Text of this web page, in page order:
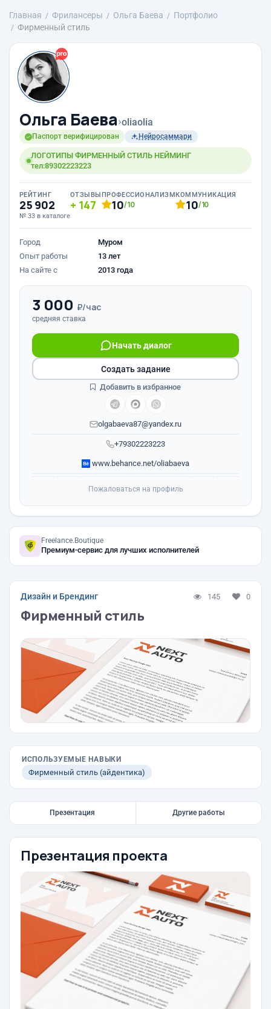
Главная Фрилансеры Ольга Баева
Портфолио
Фирменный стиль
Ольга Баева›oliaolia
Паспорт верифицирован Нейросаммари
ЛОГОТИПЫ ФИРМЕННЫЙ СТИЛЬ НЕЙМИНГ
тел:89302223223
РЕЙТИНГ
25 902
№ 33 в каталоге
ОТЗЫВЫ
147
ПРОФЕССИОНАЛИЗМ
10/10
КОММУНИКАЦИЯ
10/10
Город
Муром
Опыт работы
13 лет
На сайте с
2013 года
3 000 ₽/час
средняя ставка
+79302223223
Начать диалог
olgabaeva87@yandex.ru
www.behance.net/oliabaeva
Создать задание
Добавить в избранное
Пожаловаться на профиль
Freelance.Boutique
Премиум-сервис для лучших исполнителей
Дизайн и Брендинг 145 0
Фирменный стиль
ИСПОЛЬЗУЕМЫЕ НАВЫКИ
Фирменный стиль (айдентика)
Презентация Другие работы
Презентация проекта